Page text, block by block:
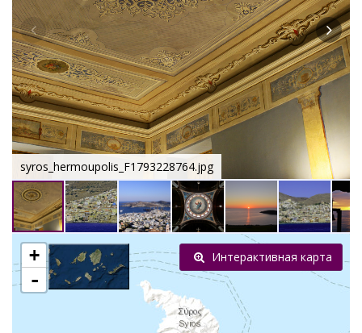
IT
ES
CN
syros_hermoupolis_F1793228764.jpg
+
-
Интерактивная карта